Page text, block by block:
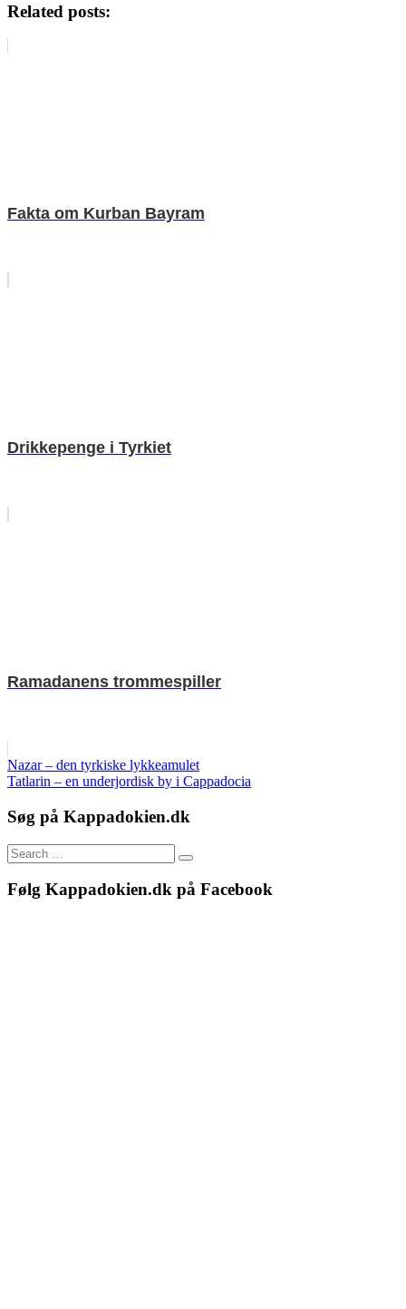
Related posts:
Fakta om Kurban Bayram
Drikkepenge i Tyrkiet
Ramadanens trommespiller
Indlægsnavigation
Previous
Post:
Nazar – den tyrkiske lykkeamulet
Next
Tatlarin – en underjordisk by i Cappadocia
Søg på Kappadokien.dk
Search
for:
Search
Følg Kappadokien.dk på Facebook